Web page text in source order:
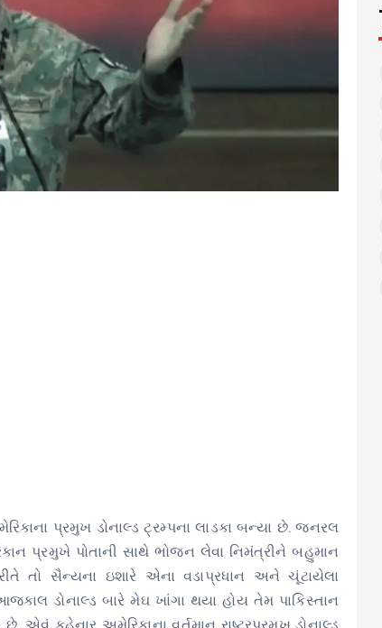
પ્રમુખ ડોનાલ્ડ ટ્રમ્પના લાડકા બન્યા છે. જનરલ
પ્રમુખે પોતાની સાથે ભોજન લેવા નિમંત્રીને બહુમાન
તો સૈન્યના ઇશારે એના વડાપ્રધાન અને ચૂંટાયેલા
ડોનાલ્ડ બારે મેઘ ખાંગા થયા હોય તેમ પાકિસ્તાન